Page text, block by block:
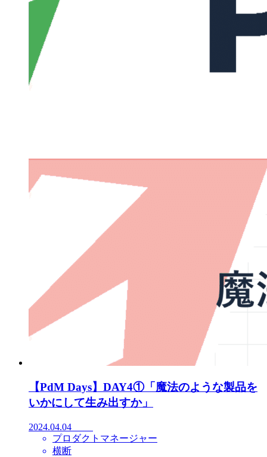
【PdM Days】DAY4①「魔法のような製品を
いかにして生み出すか」
2024.04.04
プロダクトマネージャー
横断